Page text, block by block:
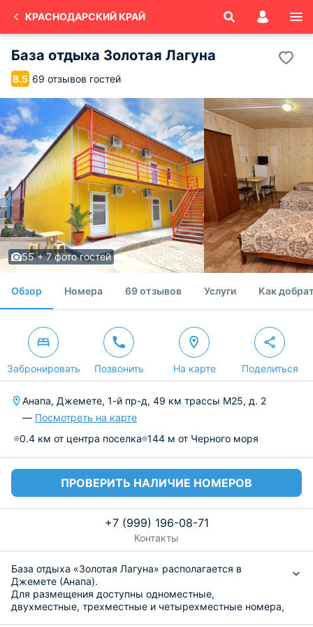
КРАСНОДАРСКИЙ КРАЙ
База отдыха Золотая Лагуна
8.5 69 отзывов гостей
55 + 7 фото гостей
Обзор Номера 69 отзывов Услуги Как
Забронировать Позвонить На карте Поделиться
Анапа, Джемете, 1-й пр-д, 49 км трассы М25, д. 2
— Посмотреть на карте
0.4 км от центра поселка 144 м от Черного моря
ПРОВЕРИТЬ НАЛИЧИЕ НОМЕРОВ
+7 (999) 196-08-71
Контакты
База отдыха «Золотая Лагуна» располагается в
Джемете (Анапа).
Для размещения доступны одноместные,
двухместные, трехместные и четырехместные номера,